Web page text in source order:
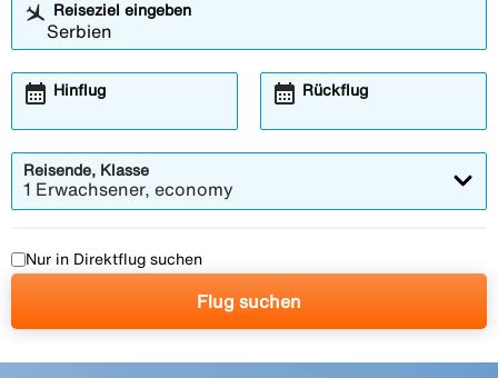
Reiseziel eingeben
Hinflug
calendar_month Rückflug
calendar_month
Reisende, Klasse
1 Erwachsener, economy
Nur in Direktflug suchen
Flug suchen